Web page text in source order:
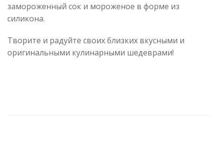
замороженный сок и мороженое в форме из
силикона.
Творите и радуйте своих близких вкусными и
оригинальными кулинарными шедеврами!